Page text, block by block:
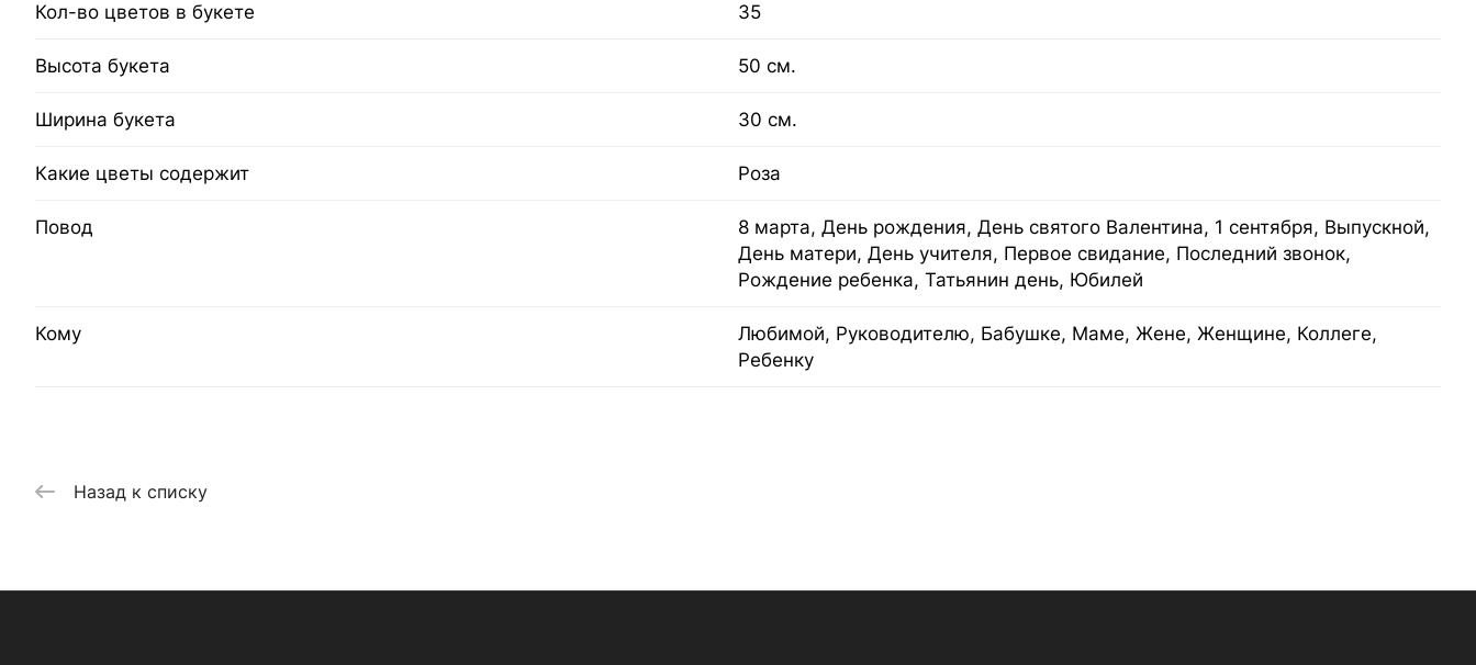
Кол-во цветов в букете 35
Высота букета 50 см.
Ширина букета 30 см.
Какие цветы содержит Роза
Повод
8 марта, День рождения, День святого Валентина, 1 сентября, Выпускной,
День матери, День учителя, Первое свидание, Последний звонок,
Рождение ребенка, Татьянин день, Юбилей
Кому
Любимой, Руководителю, Бабушке, Маме, Жене, Женщине, Коллеге,
Ребенку
Назад к списку